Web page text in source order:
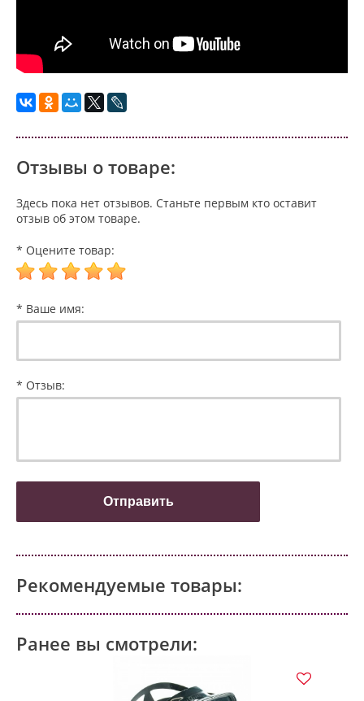
Отзывы о товаре:
Здесь пока нет отзывов. Станьте первым кто оставит
отзыв об этом товаре.
* Оцените товар:
* Ваше имя:
* Отзыв:
Рекомендуемые товары:
Ранее вы смотрели: